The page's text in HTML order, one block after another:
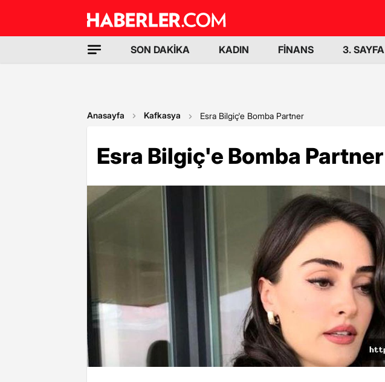
SON DAKİKA KADIN FİNANS 3. SAYFA
Anasayfa Kafkasya Esra Bilgiç'e Bomba Partner
Esra Bilgiç'e Bomba Partner